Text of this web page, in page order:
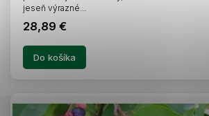
28,89 €
Do košíka
jeseň výrazné...